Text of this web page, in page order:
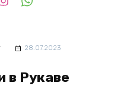
28.07.2023
в Рукаве